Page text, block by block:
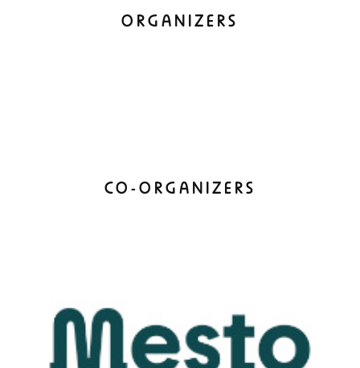
ORGANIZERS
CO-ORGANIZERS